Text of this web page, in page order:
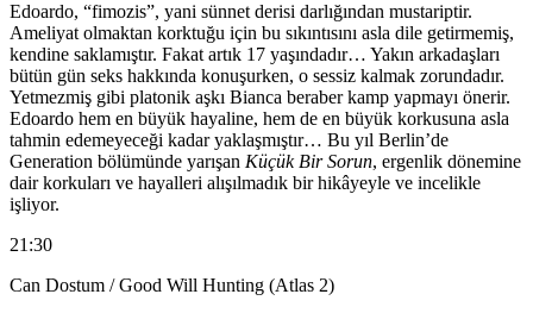
Edoardo, “fimozis”, yani sünnet derisi darlığından mustariptir.
Ameliyat olmaktan korktuğu için bu sıkıntısını asla dile getirmemiş,
kendine saklamıştır. Fakat artık 17 yaşındadır… Yakın arkadaşları
bütün gün seks hakkında konuşurken, o sessiz kalmak zorundadır.
Yetmezmiş gibi platonik aşkı Bianca beraber kamp yapmayı önerir.
Edoardo hem en büyük hayaline, hem de en büyük korkusuna asla
tahmin edemeyeceği kadar yaklaşmıştır… Bu yıl Berlin’de
Generation bölümünde yarışan Küçük Bir Sorun, ergenlik dönemine
dair korkuları ve hayalleri alışılmadık bir hikâyeyle ve incelikle
işliyor.
21:30
Can Dostum / Good Will Hunting (Atlas 2)